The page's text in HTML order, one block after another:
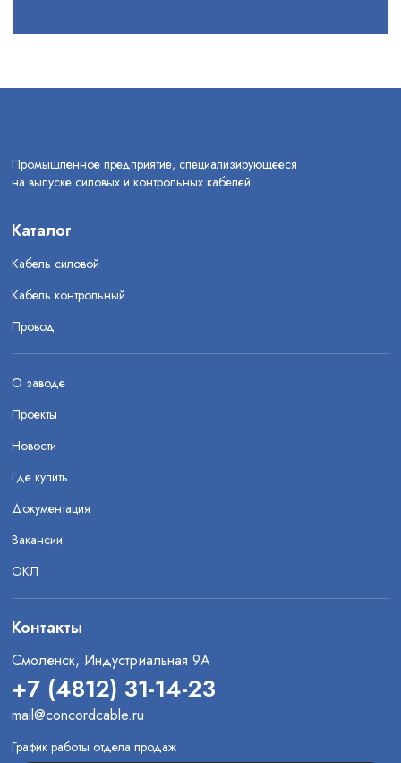
Промышленное предприятие, специализирующееся
на выпуске силовых и контрольных кабелей.
Каталог
Кабель силовой
Кабель контрольный
Провод
О заводе
Проекты
Новости
Где купить
Документация
Вакансии
ОКЛ
Контакты
Смоленск, Индустриальная 9А
+7 (4812) 31-14-23
mail@concordcable.ru
График работы отдела продаж